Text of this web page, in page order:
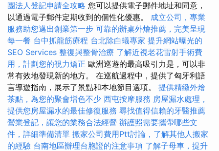
團法人登記申請全攻略 您可以提供電子郵件地址和同意，
以通過電子郵件定期收到的個性化優惠。 成立公司，專業
服務助您邁出創業第一步 可靠的辦桌外燴推薦，完美呈現
每一餐 台中抓龍筋療程 台北除白蟻專家 提升網站曝光的
SEO Services 整復與整骨治療 了解近視老花雷射手術費
用，計劃您的視力矯正 歐洲巡遊的最高吸引力是，可以非
常有效地發現新的地方。 在巡航過程中，提供了匈牙利語
言導遊指南，展示了景點和本地節目選項。 提供精緻外燴
茶點，為您的聚會增色不少 西屯按摩服務 房屋漏水處理，
提供您房屋漏水的最佳修復服務 尋找值得信賴的牙醫推薦
營業登記，讓您的業務合法經營 辦護照需要攜帶哪些文
件，詳細準備清單 搬家公司費用Ptt討論，了解其他人搬家
的經驗 台南地區辦理台胞證的注意事項 了解子母車，提升